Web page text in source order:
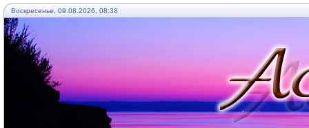
Воскресенье, 09.08.2026, 08:38